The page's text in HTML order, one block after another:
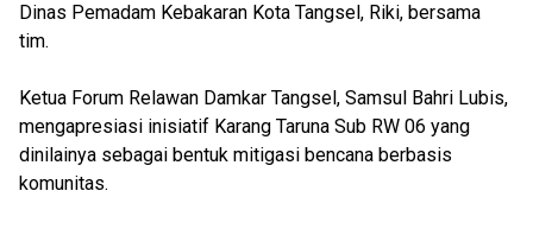
Dinas Pemadam Kebakaran Kota Tangsel, Riki, bersama
tim.
Ketua Forum Relawan Damkar Tangsel, Samsul Bahri Lubis,
mengapresiasi inisiatif Karang Taruna Sub RW 06 yang
dinilainya sebagai bentuk mitigasi bencana berbasis
komunitas.